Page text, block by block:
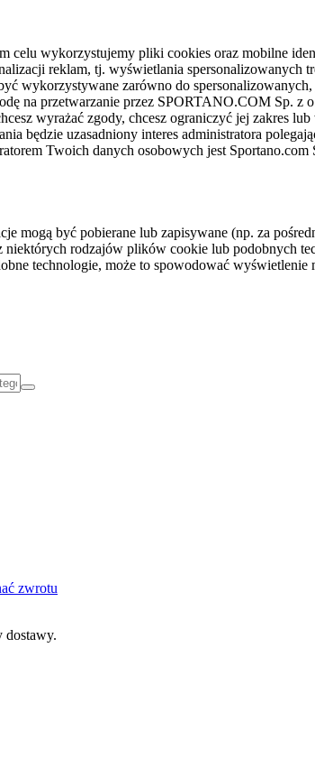
celu wykorzystujemy pliki cookies oraz mobilne
reklam, tj. wyświetlania spersonalizowanych
wykorzystywane zarówno do
na przetwarzanie przez SPORTANO.COM Sp.
wyrażać zgody, chcesz ograniczyć jej zakres
będzie uzasadniony interes administratora
Twoich danych osobowych jest Sportano.com
mogą być pobierane lub zapisywane (np. za
niektórych rodzajów plików cookie lub podobnych
technologie, może to spowodować
zwrotu
dostawy.